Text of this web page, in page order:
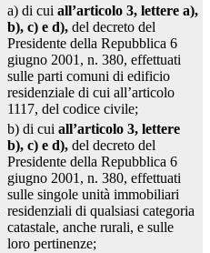
a) di cui all’articolo 3, lettere a),
b), c) e d), del decreto del
Presidente della Repubblica 6
giugno 2001, n. 380, effettuati
sulle parti comuni di edificio
residenziale di cui all’articolo
1117, del codice civile;
b) di cui all’articolo 3, lettere
b), c) e d), del decreto del
Presidente della Repubblica 6
giugno 2001, n. 380, effettuati
sulle singole unità immobiliari
residenziali di qualsiasi categoria
catastale, anche rurali, e sulle
loro pertinenze;